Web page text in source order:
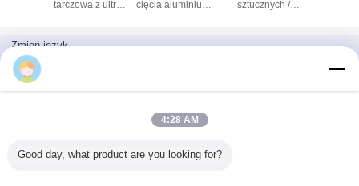
tarczowa z ultra
cięcia aluminium i
sztucznych /
Zmień język
Polish
Widok pulpitu
4:28 AM
Good day, what product are you looking for?